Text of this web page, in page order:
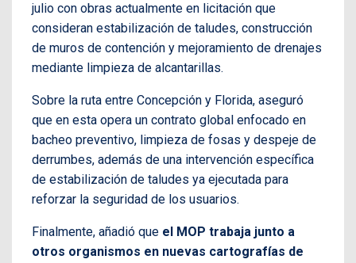
julio con obras actualmente en licitación que
consideran estabilización de taludes, construcción
de muros de contención y mejoramiento de drenajes
mediante limpieza de alcantarillas.
Sobre la ruta entre Concepción y Florida, aseguró
que en esta opera un contrato global enfocado en
bacheo preventivo, limpieza de fosas y despeje de
derrumbes, además de una intervención específica
de estabilización de taludes ya ejecutada para
reforzar la seguridad de los usuarios.
Finalmente, añadió que el MOP trabaja junto a
otros organismos en nuevas cartografías de